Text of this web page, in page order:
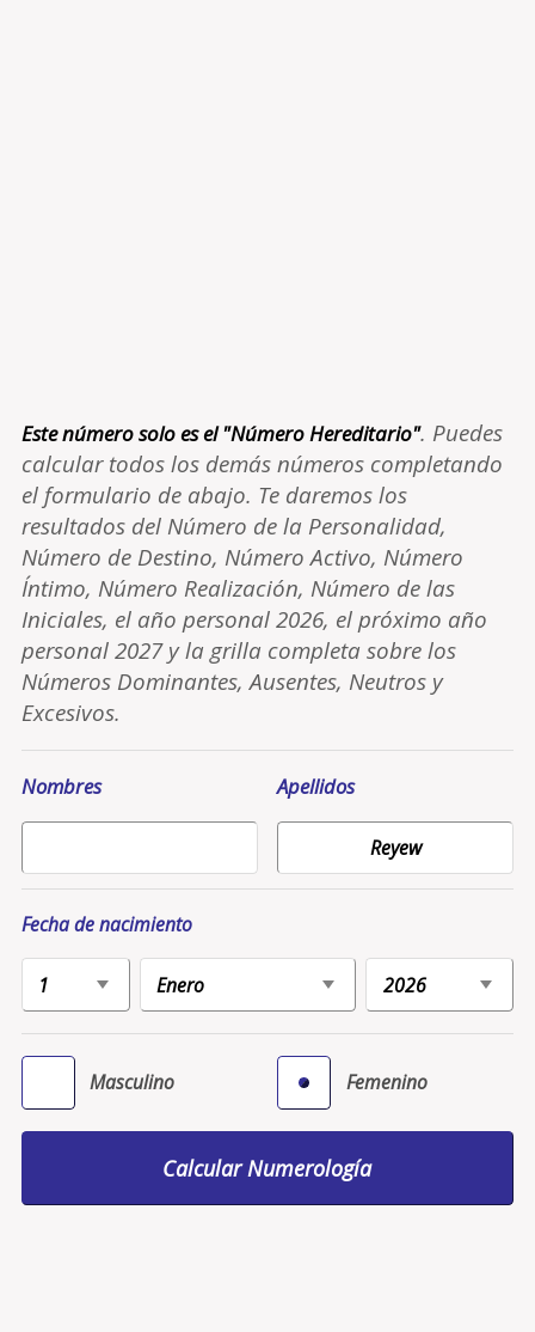
Este número solo es el "Número Hereditario". Puedes
calcular todos los demás números completando
el formulario de abajo. Te daremos los
resultados del Número de la Personalidad,
Número de Destino, Número Activo, Número
Íntimo, Número Realización, Número de las
Iniciales, el año personal 2026, el próximo año
personal 2027 y la grilla completa sobre los
Números Dominantes, Ausentes, Neutros y
Excesivos.
Nombres Apellidos
Fecha de nacimiento
Masculino Femenino